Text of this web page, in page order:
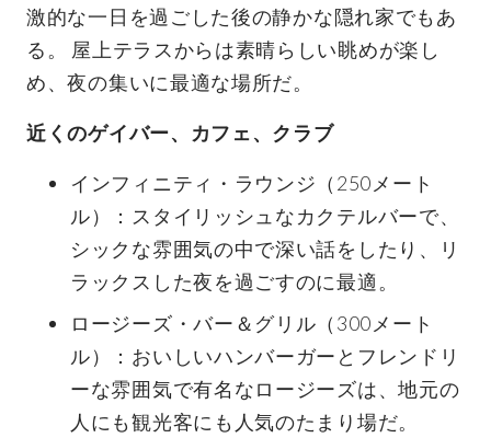
激的な一日を過ごした後の静かな隠れ家でもあ
る。 屋上テラスからは素晴らしい眺めが楽し
め、夜の集いに最適な場所だ。
近くのゲイバー、カフェ、クラブ
インフィニティ・ラウンジ（250メート
ル）：スタイリッシュなカクテルバーで、
シックな雰囲気の中で深い話をしたり、リ
ラックスした夜を過ごすのに最適。
ロージーズ・バー＆グリル（300メート
ル）：おいしいハンバーガーとフレンドリ
ーな雰囲気で有名なロージーズは、地元の
人にも観光客にも人気のたまり場だ。